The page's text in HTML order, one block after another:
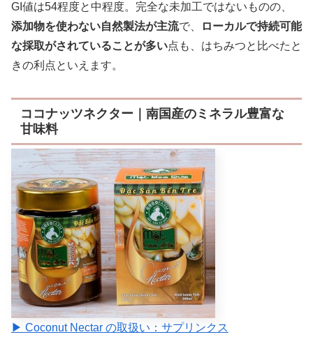
GI値は54程度と中程度。完全な未加工ではないものの、
添加物を使わない自然製法が主流で、
ローカルで持続可能
な採取がされていることが多い点も、はちみつと比べたと
きの利点といえます。
ココナッツネクター｜南国産のミネラル豊富な
甘味料
▶ Coconut Nectar の取扱い：サプリンクス